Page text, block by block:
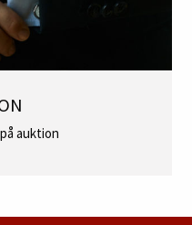
auktion